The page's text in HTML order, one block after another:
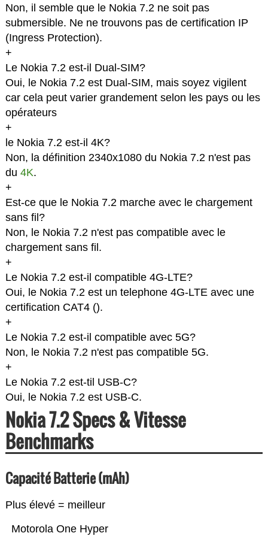
Non, il semble que le Nokia 7.2 ne soit pas
submersible. Ne ne trouvons pas de certification IP
(Ingress Protection).
+
Le Nokia 7.2 est-il Dual-SIM?
Oui, le Nokia 7.2 est Dual-SIM, mais soyez vigilent
car cela peut varier grandement selon les pays ou les
opérateurs
+
le Nokia 7.2 est-il 4K?
Non, la définition 2340x1080 du Nokia 7.2 n'est pas
du 4K.
+
Est-ce que le Nokia 7.2 marche avec le chargement
sans fil?
Non, le Nokia 7.2 n'est pas compatible avec le
chargement sans fil.
+
Le Nokia 7.2 est-il compatible 4G-LTE?
Oui, le Nokia 7.2 est un telephone 4G-LTE avec une
certification CAT4 ().
+
Le Nokia 7.2 est-il compatible avec 5G?
Non, le Nokia 7.2 n'est pas compatible 5G.
+
Le Nokia 7.2 est-til USB-C?
Oui, le Nokia 7.2 est USB-C.
Nokia 7.2 Specs & Vitesse
Benchmarks
Capacité Batterie (mAh)
Plus élevé = meilleur
Motorola One Hyper